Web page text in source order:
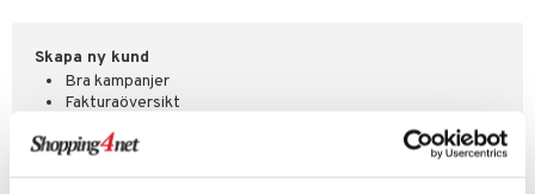
Skapa ny kund
Bra kampanjer
Fakturaöversikt
Abonnemang